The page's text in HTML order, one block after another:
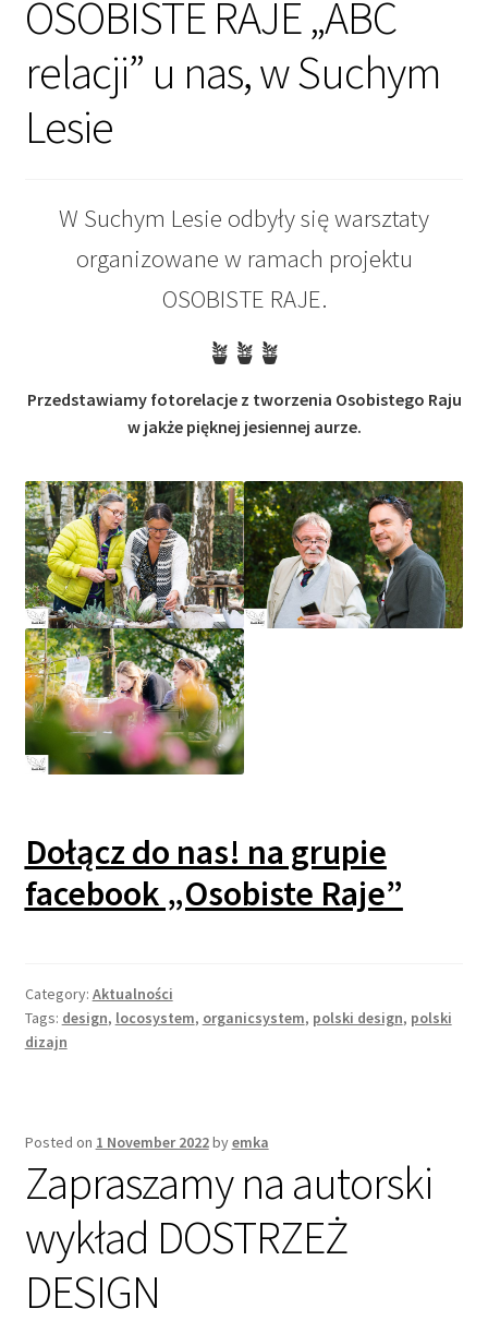
OSOBISTE RAJE „ABC
relacji” u nas, w Suchym
Lesie
W Suchym Lesie odbyły się warsztaty
organizowane w ramach projektu
OSOBISTE RAJE.
🪴🪴🪴
Przedstawiamy fotorelacje z tworzenia Osobistego Raju
w jakże pięknej jesiennej aurze.
Dołącz do nas! na grupie
facebook „Osobiste Raje”
Category: Aktualności
Tags: design, locosystem, organicsystem, polski design, polski
dizajn
Posted on 1 November 2022byemka
Zapraszamy na autorski
wykład DOSTRZEŻ
DESIGN